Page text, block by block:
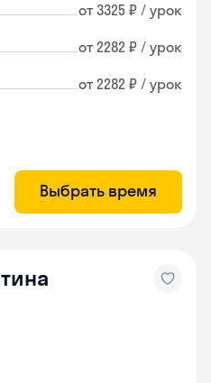
от 3325 ₽ / урок
от 2282 ₽ / урок
от 2282 ₽ / урок
Выбрать время